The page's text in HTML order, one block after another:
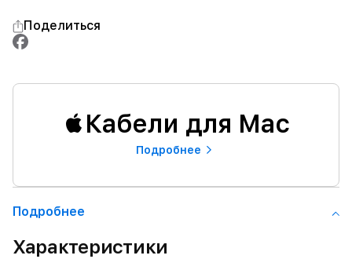
Поделиться
Кабели для Mac
Подробнее
Подробнее
Характеристики